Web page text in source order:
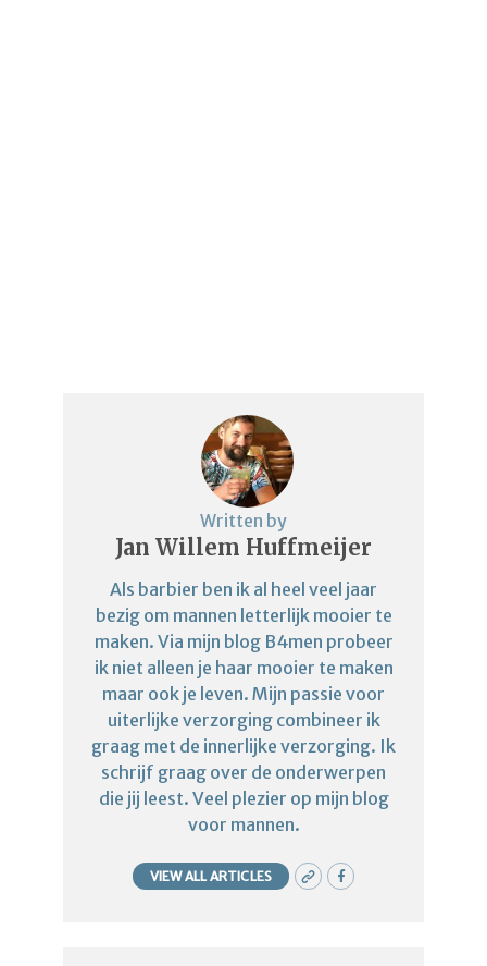
Written by
Jan Willem Huffmeijer
Als barbier ben ik al heel veel jaar
bezig om mannen letterlijk mooier te
maken. Via mijn blog B4men probeer
ik niet alleen je haar mooier te maken
maar ook je leven. Mijn passie voor
uiterlijke verzorging combineer ik
graag met de innerlijke verzorging. Ik
schrijf graag over de onderwerpen
die jij leest. Veel plezier op mijn blog
voor mannen.
VIEW ALL ARTICLES